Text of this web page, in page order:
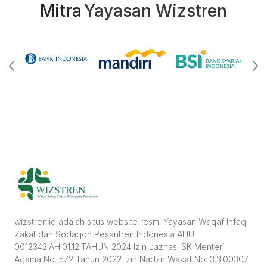
MitraYayasan Wizstren
‹ ›
wizstren.id adalah situs website resmi Yayasan Waqaf Infaq
Zakat dan Sodaqoh Pesantren Indonesia AHU-
0012342.AH.01.12.TAHUN 2024 Izin Laznas: SK Menteri
Agama No. 572 Tahun 2022 Izin Nadzir Wakaf No. 3.3.00307